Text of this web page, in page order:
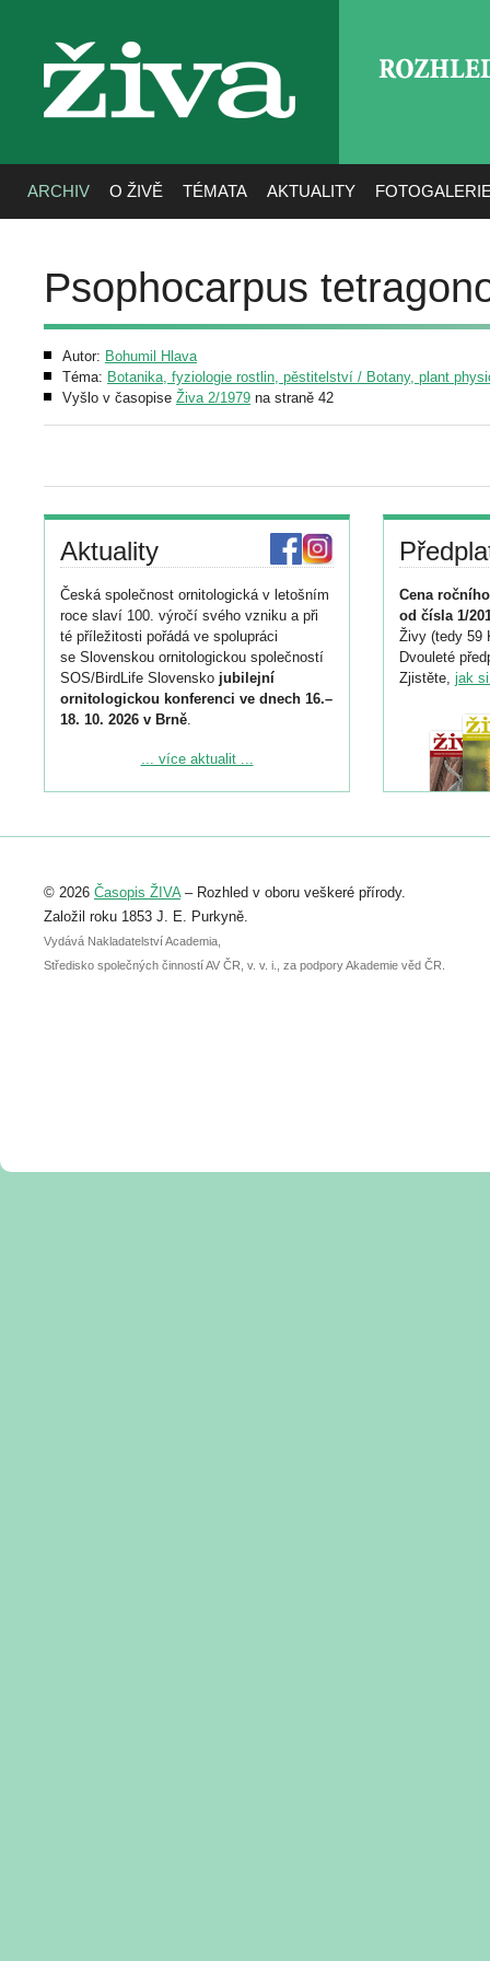
živa
ARCHIV O ŽIVĚ TÉMATA AKTUALITY
Psophocarpus
Autor: Bohumil Hlava
Téma: Botanika, fyziologie rostlin, pěstitelství / Botany, plant
Vyšlo v časopise Živa 2/1979 na straně 42
Aktuality
Česká společnost ornitologická v letošním
roce slaví 100. výročí svého vzniku a při
té příležitosti pořádá ve spolupráci
se Slovenskou ornitologickou společností
SOS/BirdLife Slovensko jubilejní
ornitologickou konferenci ve dnech 16.–
18. 10. 2026 v Brně.
Podrobnější informace ke konferenci
Registrovat se můžete do 6. září.
abstraktu přihlášené přednášky nebo
posteru je už 30. června.
... více aktualit ...
Cena
od čísla 1/
Živy (tedy 59
Dvouleté
Zjistěte, jak
© 2026 Časopis ŽIVA– Rozhled v oboru veškeré přírody.
Založil roku 1853 J. E. Purkyně.
Vydává Nakladatelství Academia,
Středisko společných činností AV ČR, v. v. i., za podpory Akademie věd ČR.